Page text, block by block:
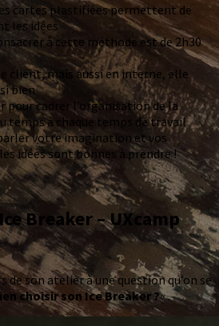
cartes plastifiées permettent de
les idées
à cette méthode est de 2h30
client, mais aussi en interne, elle
bien
cadrer l’organisation de la
temps à chaque temps de travail
votre imagination et vos
idées sont bonnes à prendre !
Breaker – UXcamp
son atelier à une question qu’on se
choisir son Ice Breaker ?« .